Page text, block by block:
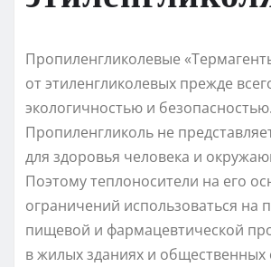
Пропиленгликолевые
от этиленгликолевых прежде
экологичностью и безопасностью.
Пропиленгликоль не
для здоровья человека и
Поэтому теплоносители на его
ограничений использоваться на
пищевой и фармацевтической
в жилых зданиях и общественных